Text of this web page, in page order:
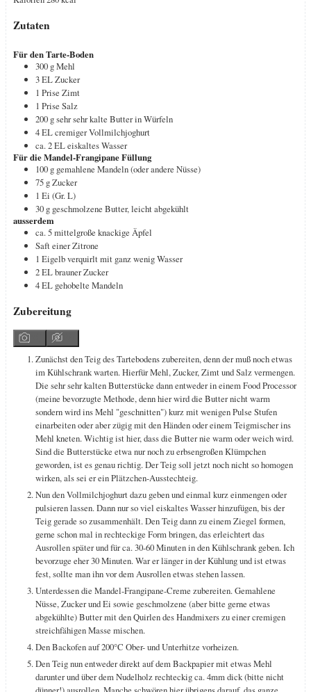
Zutaten
Für den Tarte-Boden
300 gMehl
3ELZucker
1 Prise Zimt
1 Prise Salz
200 gsehr sehr kalte Butter in Würfeln
4ELcremiger Vollmilchjoghurt
ca. 2ELeiskaltes Wasser
Für die Mandel-Frangipane Füllung
100 g gemahlene Mandeln (oder andere Nüsse)
75 gZucker
1 Ei (Gr. L)
30 g geschmolzene Butter, leicht abgekühlt
ausserdem
ca. 5mittelgroße knackige Äpfel
Saft einer Zitrone
1 Eigelb verquirlt mit ganz wenig Wasser
2ELbrauner Zucker
4EL gehobelte Mandeln
Zubereitung
Zunächst den Teig des Tartebodens zubereiten, denn der muß noch etwas
im Kühlschrank warten. Hierfür Mehl, Zucker, Zimt und Salz vermengen.
Die sehr sehr kalten Butterstücke dann entweder in einem Food Processor
(meine bevorzugte Methode, denn hier wird die Butter nicht warm
sondern wird ins Mehl "geschnitten") kurz mit wenigen Pulse Stufen
einarbeiten oder aber zügig mit den Händen oder einem Teigmischer ins
Mehl kneten. Wichtig ist hier, dass die Butter nie warm oder weich wird.
Sind die Butterstücke etwa nur noch zu erbsengroßen Klümpchen
geworden, ist es genau richtig. Der Teig soll jetzt noch nicht so homogen
wirken, als sei er ein Plätzchen-Ausstechteig.
Nun den Vollmilchjoghurt dazu geben und einmal kurz einmengen oder
pulsieren lassen. Dann nur so viel eiskaltes Wasser hinzufügen, bis der
Teig gerade so zusammenhält. Den Teig dann zu einem Ziegel formen,
gerne schon mal in rechteckige Form bringen, das erleichtert das
Ausrollen später und für ca. 30-60 Minuten in den Kühlschrank geben. Ich
bevorzuge eher 30 Minuten. War er länger in der Kühlung und ist etwas
fest, sollte man ihn vor dem Ausrollen etwas stehen lassen.
Unterdessen die Mandel-Frangipane-Creme zubereiten. Gemahlene
Nüsse, Zucker und Ei sowie geschmolzene (aber bitte gerne etwas
abgekühlte) Butter mit den Quirlen des Handmixers zu einer cremigen
streichfähigen Masse mischen.
Den Backofen auf 200°C Ober- und Unterhitze vorheizen.
Den Teig nun entweder direkt auf dem Backpapier mit etwas Mehl
darunter und über dem Nudelholz rechteckig ca. 4mm dick (bitte nicht